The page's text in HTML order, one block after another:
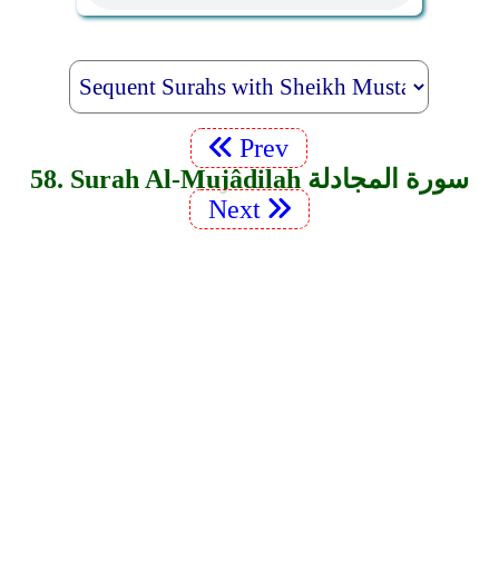
Prev
58. Surah Al-Mujâdilah سورة المجادلة
Next